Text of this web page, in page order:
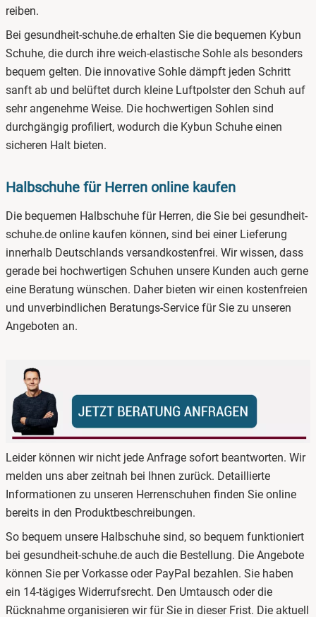
reiben.
Bei gesundheit-schuhe.de erhalten Sie die bequemen Kybun
Schuhe, die durch ihre weich-elastische Sohle als besonders
bequem gelten. Die innovative Sohle dämpft jeden Schritt
sanft ab und belüftet durch kleine Luftpolster den Schuh auf
sehr angenehme Weise. Die hochwertigen Sohlen sind
durchgängig profiliert, wodurch die Kybun Schuhe einen
sicheren Halt bieten.
Halbschuhe für Herren online kaufen
Die bequemen Halbschuhe für Herren, die Sie bei gesundheit-
schuhe.de online kaufen können, sind bei einer Lieferung
innerhalb Deutschlands versandkostenfrei. Wir wissen, dass
gerade bei hochwertigen Schuhen unsere Kunden auch gerne
eine Beratung wünschen. Daher bieten wir einen kostenfreien
und unverbindlichen Beratungs-Service für Sie zu unseren
Angeboten an.
Leider können wir nicht jede Anfrage sofort beantworten. Wir
melden uns aber zeitnah bei Ihnen zurück. Detaillierte
Informationen zu unseren Herrenschuhen finden Sie online
bereits in den Produktbeschreibungen.
So bequem unsere Halbschuhe sind, so bequem funktioniert
bei gesundheit-schuhe.de auch die Bestellung. Die Angebote
können Sie per Vorkasse oder PayPal bezahlen. Sie haben
ein 14-tägiges Widerrufsrecht. Den Umtausch oder die
Rücknahme organisieren wir für Sie in dieser Frist. Die aktuell